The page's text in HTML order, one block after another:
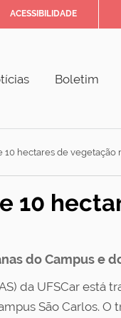
ACESSIBILIDADE
Boletim
10 hectares de vegetação
10
do Campus e
da UFSCar está
São Carlos. O